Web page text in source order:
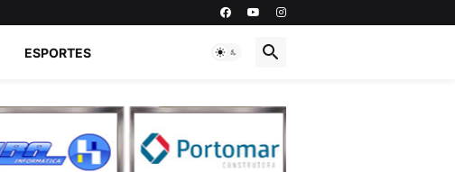
ESPORTES